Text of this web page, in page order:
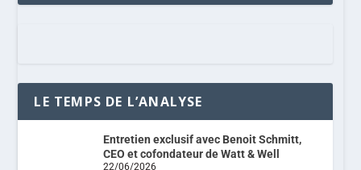
LE TEMPS DE L’ANALYSE
Entretien exclusif avec Benoit Schmitt,
CEO et cofondateur de Watt & Well
22/06/2026